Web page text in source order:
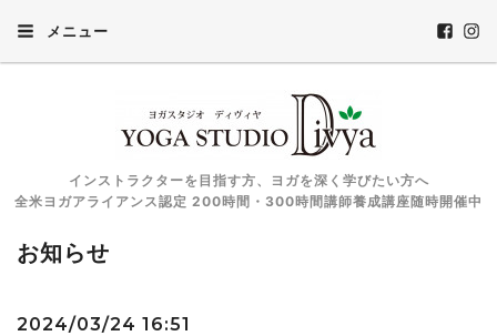
メニュー
インストラクターを目指す方、ヨガを深く学びたい方へ
全米ヨガアライアンス認定 200時間・300時間講師養成講座随時開催中
お知らせ
2024/03/24 16:51